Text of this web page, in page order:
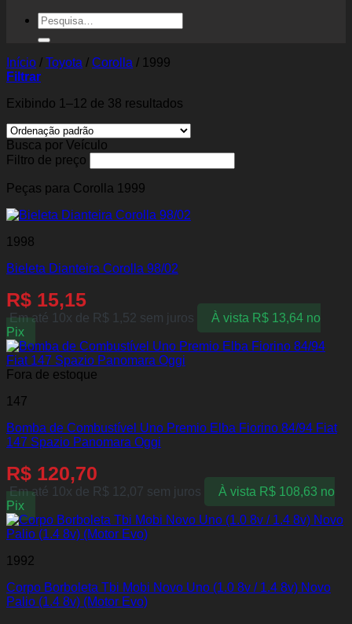
Pesquisar
por:
Início / Toyota / Corolla / 1999
Filtrar
Exibindo 1–12 de 38 resultados
Busca por Veículo
Filtro de preço
Peças para Corolla 1999
1998
Bieleta Dianteira Corolla 98/02
R$ 15,15
Em até 10x de R$ 1,52 sem juros À vista R$13,64 no
Pix
Fora de estoque
147
Bomba de Combustível Uno Premio Elba Fiorino 84/94 Fiat
147 Spazio Panomara Oggi
R$ 120,70
Em até 10x de R$ 12,07 sem juros À vista R$108,63 no
Pix
1992
Corpo Borboleta Tbi Mobi Novo Uno (1.0 8v / 1.4 8v) Novo
Palio (1.4 8v) (Motor Evo)